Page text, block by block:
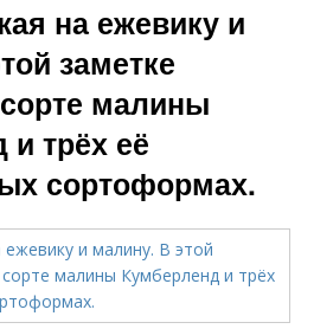
на ежевику и
заметке
малины
трёх её
сортоформах.